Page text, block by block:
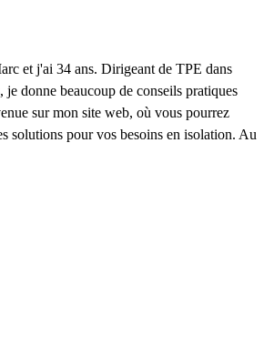
et j'ai 34 ans. Dirigeant de TPE dans
donne beaucoup de conseils pratiques
sur mon site web, où vous pourrez
solutions pour vos besoins en isolation. Au